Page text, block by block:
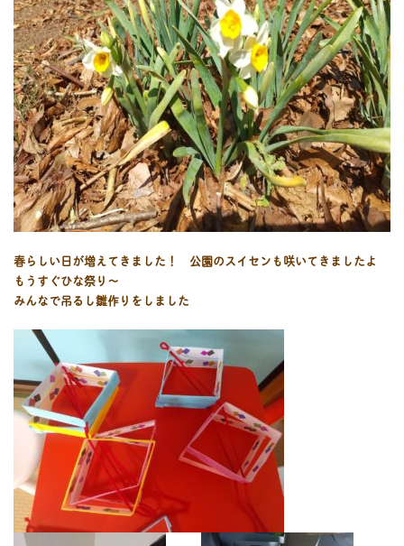
春らしい日が増えてきました！ 公園のスイセンも咲いてきましたよ
もうすぐひな祭り～
みんなで吊るし雛作りをしました